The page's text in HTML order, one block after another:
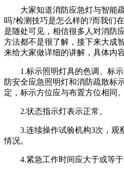
大家知道消防应急灯与智能疏
吗?检测技巧是怎么样的?而我们
是随处可见，相信很多人对消防
方法都不是很了解，接下来大成
来给大家做详细的讲解，具体内
1.标示照明灯具的色调、标示
防安全应急照明灯和消防疏散标
定，标示方位应与布置方位相同。
2.状态指示灯表示正常。
3.连续操作试验机构3次，观
情况。
4.紧急工作时间应大于或等于